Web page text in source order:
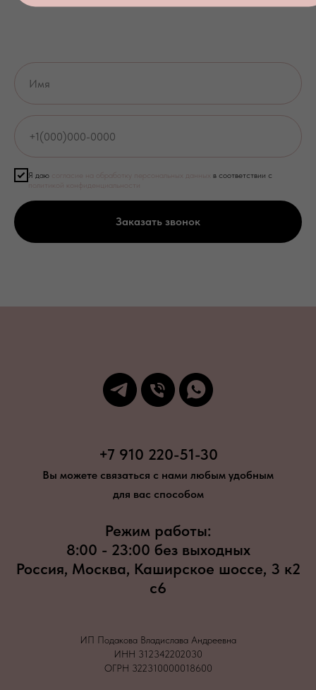
Я даю согласие на обработку персональных данных в соответствии с
политикой конфиденциальности
Заказать звонок
+7 910 220-51-30
Вы можете связаться с нами любым удобным
для вас способом
Режим работы:
8:00 - 23:00 без выходных
Россия, Москва, Каширское шоссе, 3 к2
с6
ИП Подакова Владислава Андреевна
ИНН 312342202030
ОГРН 322310000018600